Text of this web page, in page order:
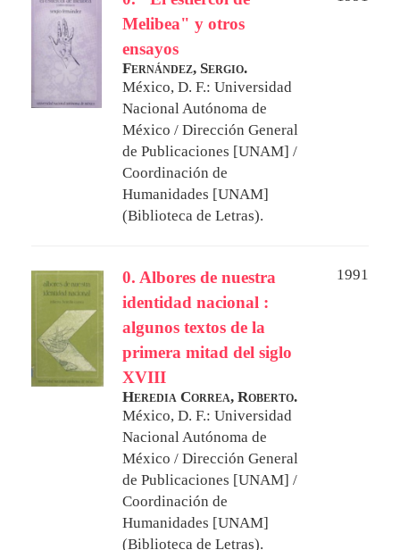
Melibea" y otros
ensayos
Fernández, Sergio.
México, D. F.: Universidad
Nacional Autónoma de
México / Dirección General
de Publicaciones [UNAM] /
Coordinación de
Humanidades [UNAM]
(Biblioteca de Letras).
0. Albores de nuestra
identidad nacional :
algunos textos de la
primera mitad del siglo
XVIII
1991
Heredia Correa, Roberto.
México, D. F.: Universidad
Nacional Autónoma de
México / Dirección General
de Publicaciones [UNAM] /
Coordinación de
Humanidades [UNAM]
(Biblioteca de Letras).